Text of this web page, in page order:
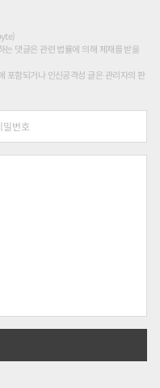
는 댓글은 관련 법률에 의해 제재를 받을
포함되거나 인신공격성 글은 관리자의 판